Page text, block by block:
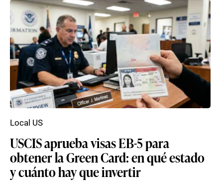
USCIS aprueba visas EB-5 para
obtener la Green Card: en qué estado
y cuánto hay que invertir
Local US